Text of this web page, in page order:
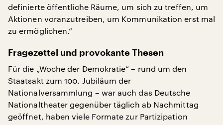
definierte öffentliche Räume, um sich zu treffen, um
Aktionen voranzutreiben, um Kommunikation erst mal
zu ermöglichen.“
Fragezettel und provokante Thesen
Für die „Woche der Demokratie“ – rund um den
Staatsakt zum 100. Jubiläum der
Nationalversammlung – war auch das Deutsche
Nationaltheater gegenüber täglich ab Nachmittag
geöffnet, haben viele Formate zur Partizipation